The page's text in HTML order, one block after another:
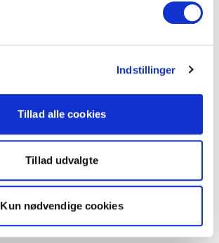
Indstillinger
Tillad alle cookies
Tillad udvalgte
Kun nødvendige cookies